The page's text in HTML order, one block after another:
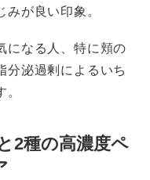
が良い印象。
になる人、特に頬の
分泌過剰によるいち
2種の高濃度ペ